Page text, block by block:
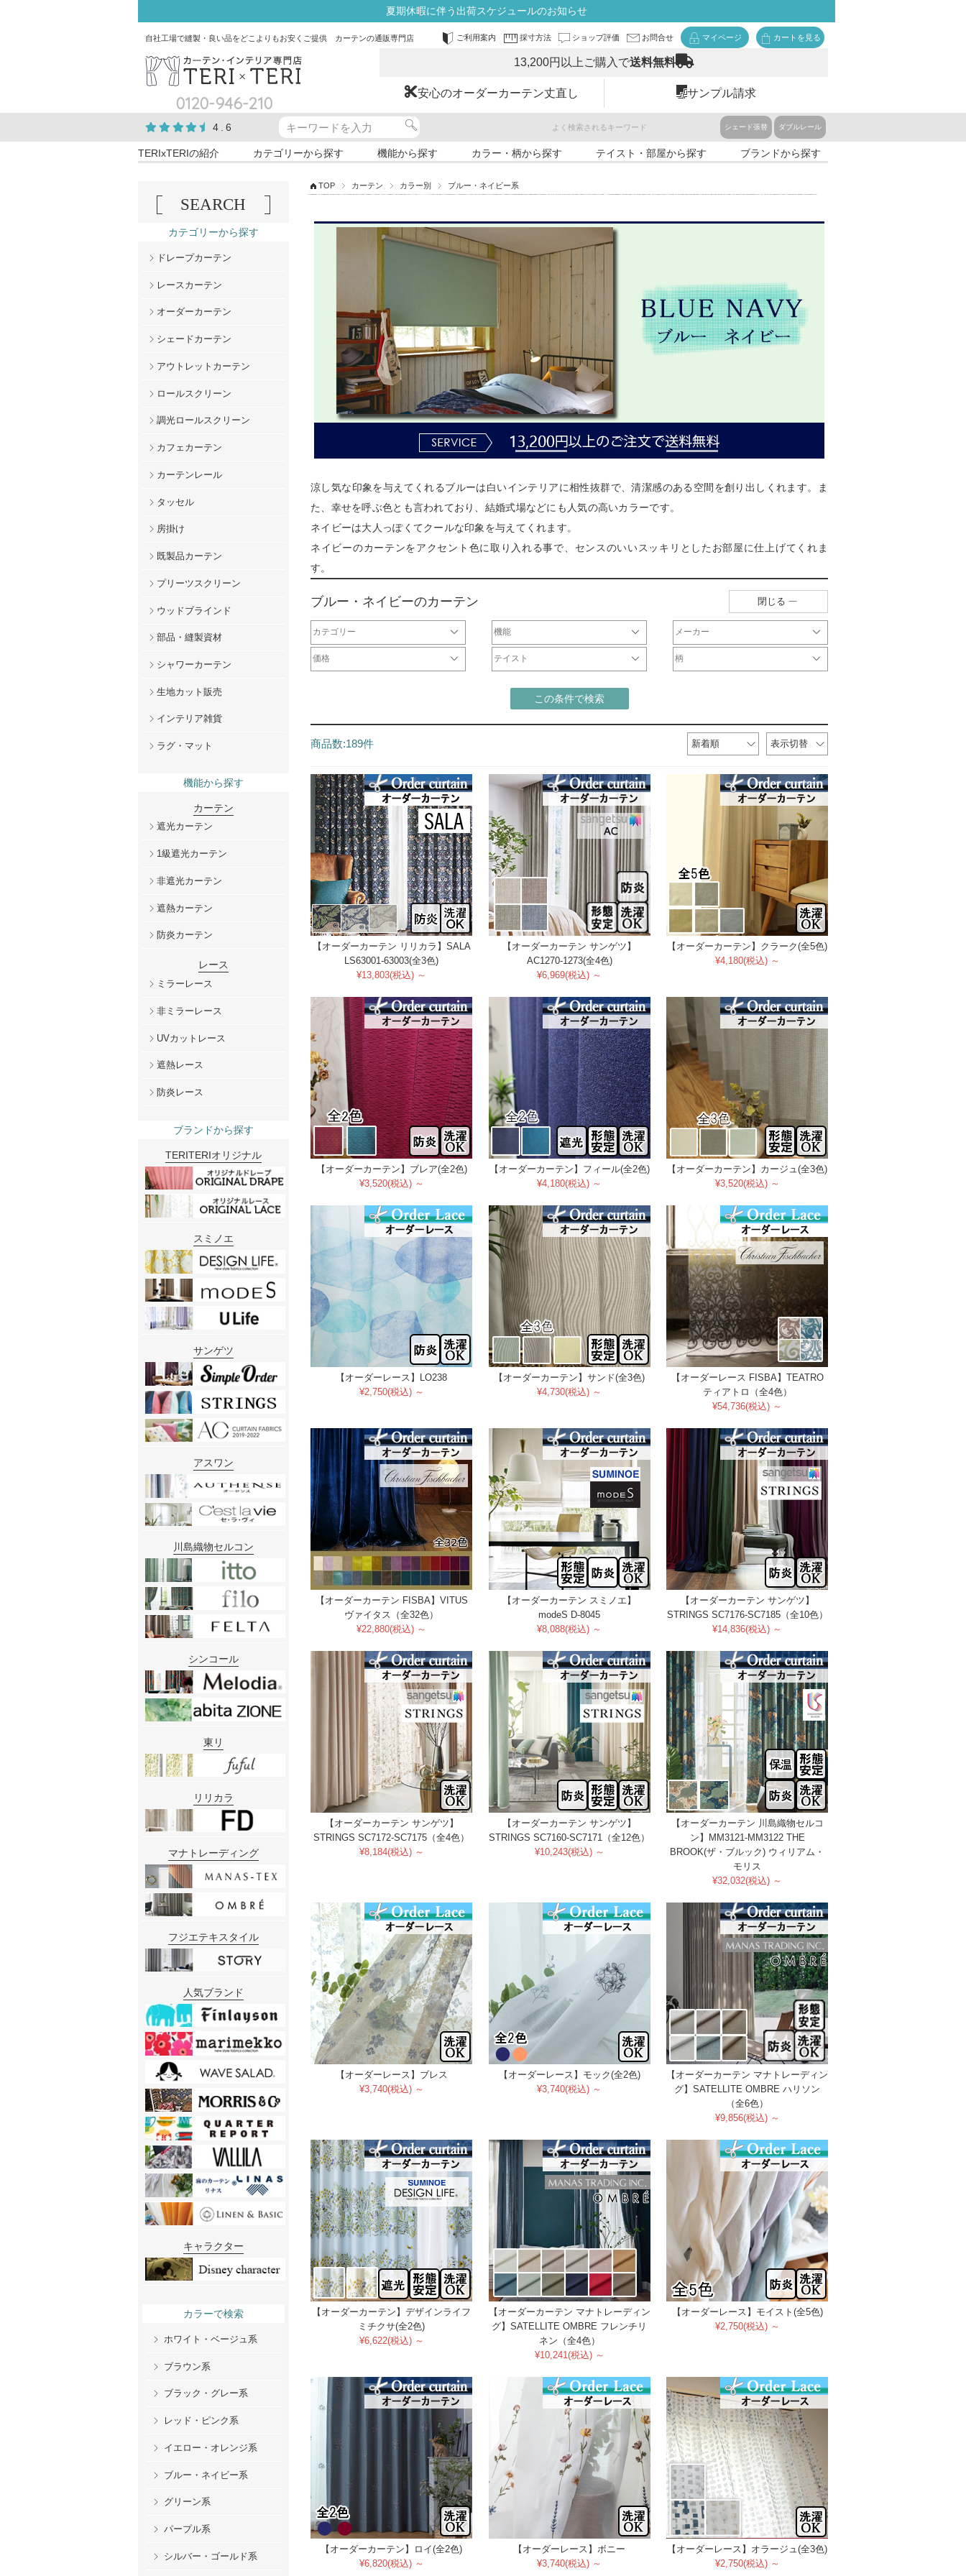
夏期休暇に伴う出荷スケジュールのお知らせ
自社工場で縫製・良い品をどこよりもお安くご提供 カーテンの通販専門店 ご利用案内 採寸方法 ショップ評価 お問合せ マイページ カートを見る
0120-946-210
13,200円以上ご購入で送料無料
安心のオーダーカーテン丈直し サンプル請求
4.6 よく検索されるキーワード シェード張替 ダブルレール
TERIxTERIの紹介 カテゴリーから探す 機能から探す カラー・柄から探す テイスト・部屋から探す ブランドから探す
TOP カーテン カラー別 ブルー・ネイビー系
涼し気な印象を与えてくれるブルーは白いインテリアに相性抜群で、清潔感のある空間を創り出しくれます。ま
た、幸せを呼ぶ色とも言われており、結婚式場などにも人気の高いカラーです。
ネイビーは大人っぽくてクールな印象を与えてくれます。
ネイビーのカーテンをアクセント色に取り入れる事で、センスのいいスッキリとしたお部屋に仕上げてくれま
す。
ブルー・ネイビーのカーテン 閉じる
カテゴリー
ドレープ
レース
機能
遮光カーテン
一級遮光カーテン
非遮光ドレープ
防炎カーテン
遮熱カーテン
ウォッシャブルカーテン
形状記憶カーテン
防音カーテン
天然素材
ミラーレース
非ミラーレース
UVカットレース
防炎レース
刺繍レース
防虫レース
断熱レース
光触媒レース
防音レース
遮熱レース
チュールレース
ドレープ
レース
メーカー
オリジナル
サンゲツ
ジブリ
ディズニー
DesignLife
Finlayson
plune
WaveSalad
WilliamMorris
マリメッコ
ULife
ムーミン
価格 テイスト 柄
この条件で検索
商品数:189件 新着順 表示切替
【オーダーカーテン リリカラ】SALA
LS63001-63003(全3色)
¥13,803(税込) ～
【オーダーカーテン サンゲツ】
AC1270-1273(全4色)
¥6,969(税込) ～
【オーダーカーテン】クラーク(全5色)
¥4,180(税込) ～
【オーダーカーテン】ブレア(全2色)
¥3,520(税込) ～
【オーダーカーテン】フィール(全2色)
¥4,180(税込) ～
【オーダーカーテン】カージュ(全3色)
¥3,520(税込) ～
【オーダーレース】LO238
¥2,750(税込) ～
【オーダーカーテン】サンド(全3色)
¥4,730(税込) ～
【オーダーレース FISBA】TEATRO
ティアトロ（全4色）
¥54,736(税込) ～
【オーダーカーテン FISBA】VITUS
ヴァイタス（全32色）
¥22,880(税込) ～
【オーダーカーテン スミノエ】
modeS D-8045
¥8,088(税込) ～
【オーダーカーテン サンゲツ】
STRINGS SC7176-SC7185（全10色）
¥14,836(税込) ～
【オーダーカーテン サンゲツ】
STRINGS SC7172-SC7175（全4色）
¥8,184(税込) ～
【オーダーカーテン サンゲツ】
STRINGS SC7160-SC7171（全12色）
¥10,243(税込) ～
【オーダーカーテン 川島織物セルコ
ン】MM3121-MM3122 THE
BROOK(ザ・ブルック) ウィリアム・
モリス
¥32,032(税込) ～
【オーダーレース】ブレス
¥3,740(税込) ～
【オーダーレース】モック(全2色)
¥3,740(税込) ～
【オーダーカーテン マナトレーディン
グ】SATELLITE OMBRE ハリソン
（全6色）
¥9,856(税込) ～
【オーダーカーテン】デザインライフ
ミチクサ(全2色)
¥6,622(税込) ～
【オーダーカーテン マナトレーディン
グ】SATELLITE OMBRE フレンチリ
ネン（全4色）
¥10,241(税込) ～
【オーダーレース】モイスト(全5色)
¥2,750(税込) ～
【オーダーカーテン】ロイ(全2色)
¥6,820(税込) ～
【オーダーレース】ボニー
¥3,740(税込) ～
【オーダーレース】オラージュ(全3色)
¥2,750(税込) ～
SEARCH
カテゴリーから探す
ドレープカーテン
レースカーテン
オーダーカーテン
シェードカーテン
アウトレットカーテン
ロールスクリーン
調光ロールスクリーン
カフェカーテン
カーテンレール
タッセル
房掛け
既製品カーテン
プリーツスクリーン
ウッドブラインド
部品・縫製資材
シャワーカーテン
生地カット販売
インテリア雑貨
ラグ・マット
機能から探す
カーテン
遮光カーテン
1級遮光カーテン
非遮光カーテン
遮熱カーテン
防炎カーテン
レース
ミラーレース
非ミラーレース
UVカットレース
遮熱レース
防炎レース
ブランドから探す
TERITERIオリジナル
スミノエ
サンゲツ
アスワン
川島織物セルコン
シンコール
東リ
リリカラ
マナトレーディング
フジエテキスタイル
人気ブランド
キャラクター
カラーで検索
ホワイト・ベージュ系
ブラウン系
ブラック・グレー系
レッド・ピンク系
イエロー・オレンジ系
ブルー・ネイビー系
グリーン系
パープル系
シルバー・ゴールド系